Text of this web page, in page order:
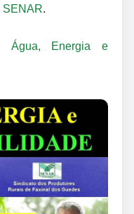
SENAR.
Água, Energia e